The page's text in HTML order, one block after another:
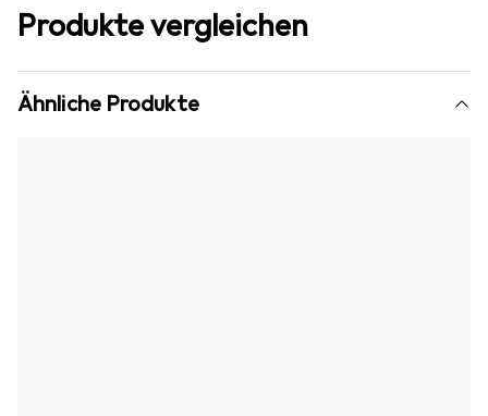
Produkte vergleichen
Ähnliche Produkte